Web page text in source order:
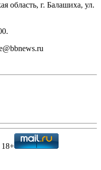
область, г. Балашиха, ул.